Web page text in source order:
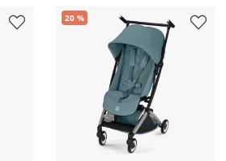
20